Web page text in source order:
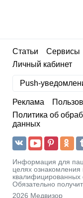
Статьи Сервисы
Личный кабинет
Push-
Реклама
Политика об
данных
2026 Медвизор
Информация для
целях
квалифицированных
Обязательно